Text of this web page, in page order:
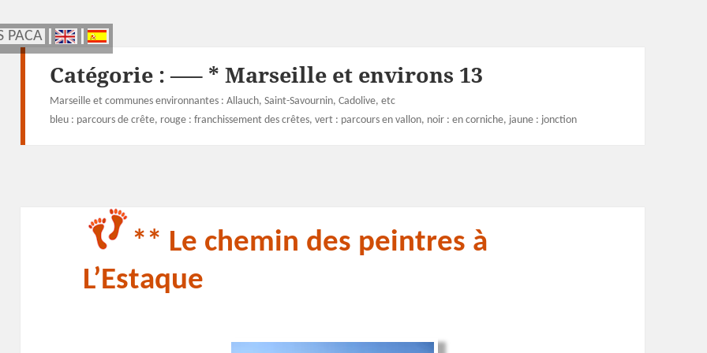
PACA
PACA
Catégorie :—– * Marseille et environs 13
Marseille et communes environnantes : Allauch, Saint-Savournin, Cadolive, etc
bleu : parcours de crête, rouge : franchissement des crêtes, vert : parcours en vallon, noir : en corniche, jaune : jonction
** Le chemin des peintres à
L’Estaque